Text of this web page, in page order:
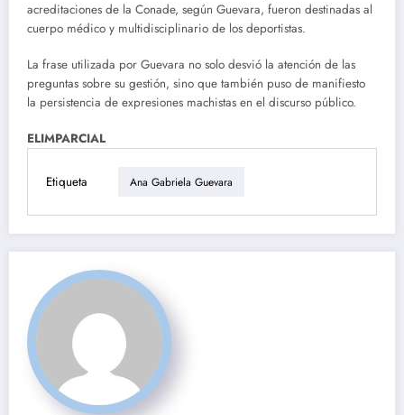
acreditaciones de la Conade, según Guevara, fueron destinadas al
cuerpo médico y multidisciplinario de los deportistas.
La frase utilizada por Guevara no solo desvió la atención de las
preguntas sobre su gestión, sino que también puso de manifiesto
la persistencia de expresiones machistas en el discurso público.
ELIMPARCIAL
Etiqueta Ana Gabriela Guevara